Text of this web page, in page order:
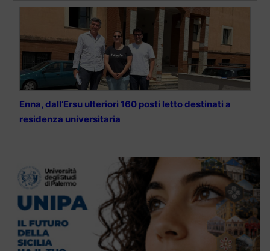
Enna, dall’Ersu ulteriori 160 posti letto destinati a
residenza universitaria